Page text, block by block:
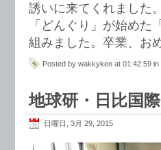
誘いに来てくれました
「どんぐり」が始め
組みました。卒業、お
Posted by wakkyken at 01:42:59 in
地球研・日比国
日曜日, 3月 29, 2015